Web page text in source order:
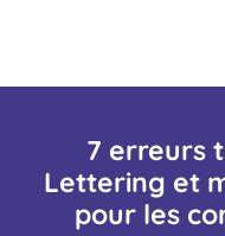
7 erreurs
Lettering et
pour les